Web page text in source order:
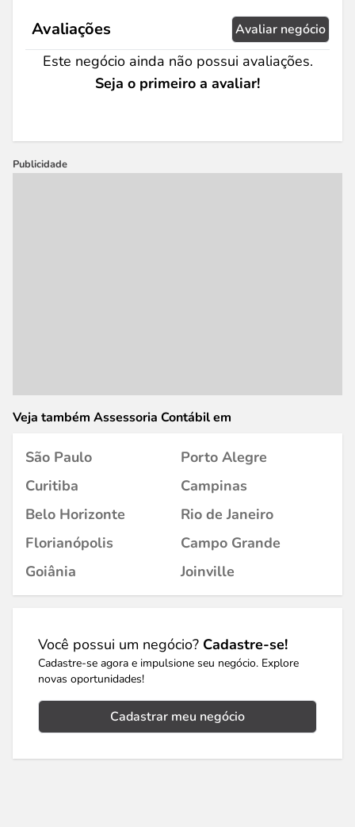
Avaliações Avaliar negócio
Este negócio ainda não possui avaliações.
Seja o primeiro a avaliar!
Publicidade
Veja também Assessoria Contábil em
São Paulo
Porto Alegre
Curitiba
Campinas
Belo Horizonte
Rio de Janeiro
Florianópolis
Campo Grande
Goiânia
Joinville
Você possui um negócio? Cadastre-se!
Cadastre-se agora e impulsione seu negócio. Explore
novas oportunidades!
Cadastrar meu negócio